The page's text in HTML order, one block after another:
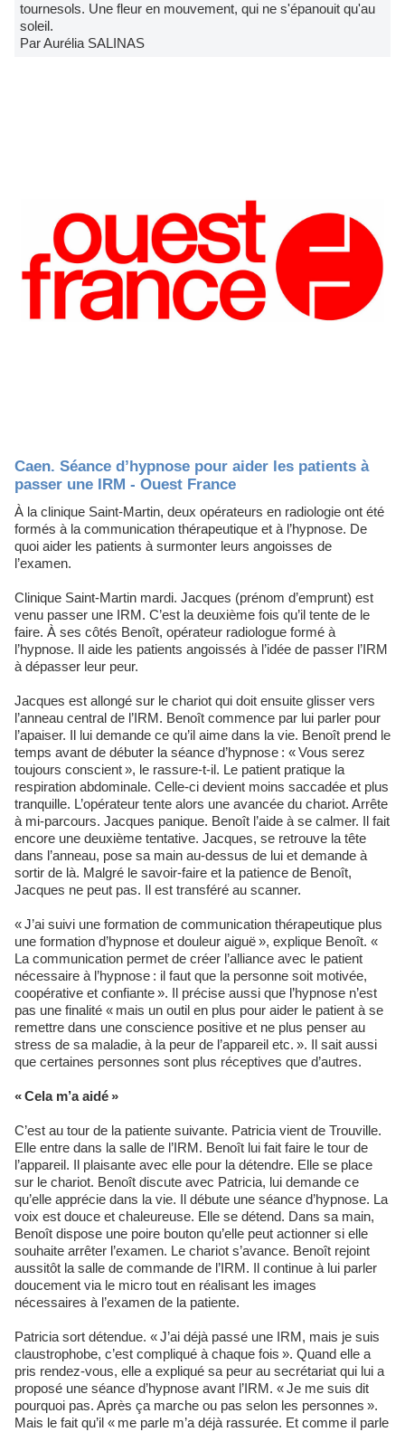
tournesols. Une fleur en mouvement, qui ne s'épanouit qu'au
soleil.
Par Aurélia SALINAS
Caen. Séance d’hypnose pour aider les patients à
passer une IRM - Ouest France
À la clinique Saint-Martin, deux opérateurs en radiologie ont été
formés à la communication thérapeutique et à l’hypnose. De
quoi aider les patients à surmonter leurs angoisses de
l’examen.
Clinique Saint-Martin mardi. Jacques (prénom d’emprunt) est
venu passer une IRM. C’est la deuxième fois qu’il tente de le
faire. À ses côtés Benoît, opérateur radiologue formé à
l’hypnose. Il aide les patients angoissés à l’idée de passer l’IRM
à dépasser leur peur.
Jacques est allongé sur le chariot qui doit ensuite glisser vers
l’anneau central de l’IRM. Benoît commence par lui parler pour
l’apaiser. Il lui demande ce qu’il aime dans la vie. Benoît prend le
temps avant de débuter la séance d’hypnose : « Vous serez
toujours conscient », le rassure-t-il. Le patient pratique la
respiration abdominale. Celle-ci devient moins saccadée et plus
tranquille. L’opérateur tente alors une avancée du chariot. Arrête
à mi-parcours. Jacques panique. Benoît l’aide à se calmer. Il fait
encore une deuxième tentative. Jacques, se retrouve la tête
dans l’anneau, pose sa main au-dessus de lui et demande à
sortir de là. Malgré le savoir-faire et la patience de Benoît,
Jacques ne peut pas. Il est transféré au scanner.
« J’ai suivi une formation de communication thérapeutique plus
une formation d’hypnose et douleur aiguë », explique Benoît. «
La communication permet de créer l’alliance avec le patient
nécessaire à l’hypnose : il faut que la personne soit motivée,
coopérative et confiante ». Il précise aussi que l’hypnose n’est
pas une finalité « mais un outil en plus pour aider le patient à se
remettre dans une conscience positive et ne plus penser au
stress de sa maladie, à la peur de l’appareil etc. ». Il sait aussi
que certaines personnes sont plus réceptives que d’autres.
« Cela m’a aidé »
C’est au tour de la patiente suivante. Patricia vient de Trouville.
Elle entre dans la salle de l’IRM. Benoît lui fait faire le tour de
l’appareil. Il plaisante avec elle pour la détendre. Elle se place
sur le chariot. Benoît discute avec Patricia, lui demande ce
qu’elle apprécie dans la vie. Il débute une séance d’hypnose. La
voix est douce et chaleureuse. Elle se détend. Dans sa main,
Benoît dispose une poire bouton qu’elle peut actionner si elle
souhaite arrêter l’examen. Le chariot s’avance. Benoît rejoint
aussitôt la salle de commande de l’IRM. Il continue à lui parler
doucement via le micro tout en réalisant les images
nécessaires à l’examen de la patiente.
Patricia sort détendue. « J’ai déjà passé une IRM, mais je suis
claustrophobe, c’est compliqué à chaque fois ». Quand elle a
pris rendez-vous, elle a expliqué sa peur au secrétariat qui lui a
proposé une séance d’hypnose avant l’IRM. « Je me suis dit
pourquoi pas. Après ça marche ou pas selon les personnes ».
Mais le fait qu’il « me parle m’a déjà rassurée. Et comme il parle